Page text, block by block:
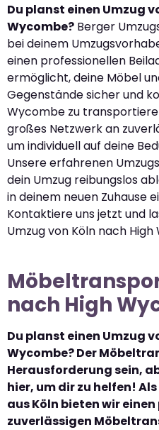
Du planst einen Umzug
Wycombe? Berger
bei deinem
einen professionellen
ermöglicht, deine Möbel
Gegenstände sicher und
Wycombe zu
großes Netzwerk an
um individuell auf deine
Unsere erfahrenen
dein Umzug reibungslos
in deinem neuen Zuhause
Kontaktiere uns jetzt und
Umzug von Köln nach
nach High
Du planst einen Umzug
Wycombe? Der
Herausforderung sein,
hier, um dir zu helfen!
aus Köln bieten wir
zuverlässigen